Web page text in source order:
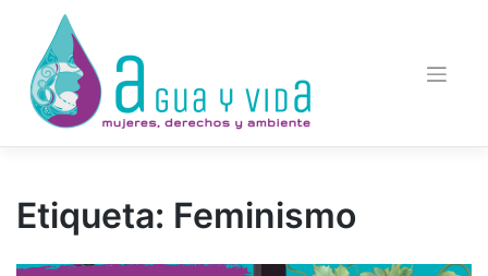
contenido
Etiqueta: Feminismo